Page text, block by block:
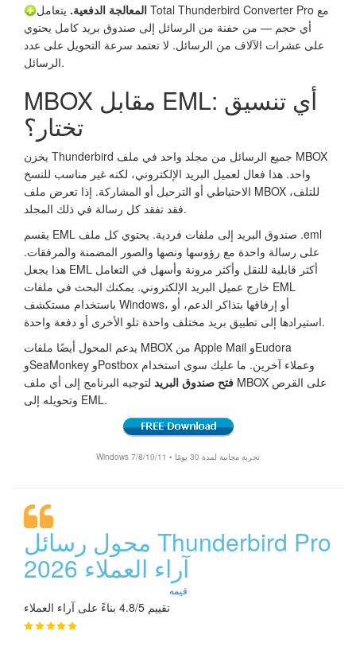
المعالجة الدفعية. يتعامل Total Thunderbird Converter Pro مع
أي حجم — من حفنة من الرسائل إلى صندوق بريد كامل يحتوي
على عشرات الآلاف من الرسائل. لا تعتمد سرعة التحويل على عدد
الرسائل.
MBOX مقابل EML: أي تنسيق
تختار؟
يخزن Thunderbird جميع الرسائل من مجلد واحد في ملف MBOX
واحد. هذا فعال لعميل البريد الإلكتروني، لكنه غير مناسب للنسخ
الاحتياطي أو الترحيل أو المشاركة. إذا تعرض ملف MBOX للتلف،
فقد تفقد كل رسالة في ذلك المجلد.
يقسم EML صندوق البريد إلى ملفات فردية. يحتوي كل ملف .eml
على رسالة واحدة مع رؤوسها ونصها والصور المضمنة والمرفقات.
هذا يجعل EML أكثر قابلية للنقل وأكثر مرونة وأسهل في التعامل
خارج عميل البريد الإلكتروني. يمكنك البحث في ملفات EML
باستخدام مستكشف Windows، أو إرفاقها بتذاكر الدعم، أو
استيرادها إلى تطبيق بريد مختلف واحدة تلو الأخرى أو دفعة واحدة.
يدعم المحول أيضًا ملفات MBOX من Apple Mail وEudora
وSeaMonkey وPostbox وعملاء آخرين. ما عليك سوى استخدام
فتح صندوق البريد لتوجيه البرنامج إلى أي ملف MBOX على القرص
وتحويله إلى EML.
Windows 7/8/10/11 • تجربة مجانية لمدة 30 يومًا
محول رسائل Thunderbird Pro
آراء العملاء 2026
قيمه
تقييم 4.8/5 بناءً على آراء العملاء